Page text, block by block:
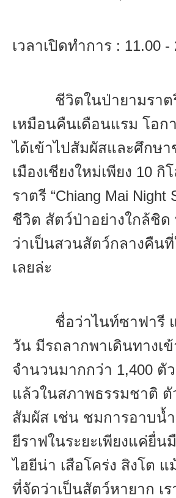
เวลาเปิดทำการ : 11.00 -
ชีวิตในป่ายามรา
เหมือนคืนเดือนแรม โอก
ได้เข้าไปสัมผัสและศึกษ
เมืองเชียงใหม่เพียง 10 กิ
ราตรี “Chiang Mai Night
ชีวิต สัตว์ป่าอย่างใกล้ชิ
ว่าเป็นสวนสัตว์กลางคืน
เลยล่ะ
ชื่อว่าไนท์ซาฟารี
วัน มีรถลากพาเดินทางเ
จำนวนมากกว่า 1,400 ตัว
แล้วในสภาพธรรมชาติ ตั
สัมผัส เช่น ชมการอาบน้
ยีราฟในระยะเพียงแค่ยื่
ไฮยีน่า เสือโคร่ง สิงโต
ที่จัดว่าเป็นสัตว์หายาก เ